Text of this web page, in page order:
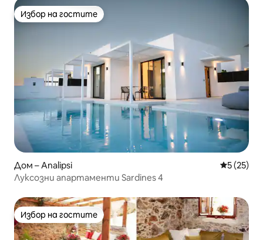
Избор на гостите
Избор на гостите
Дом – Analipsi Средна
5 (25)
Луксозни апартаменти Sardines 4
Избор на гостите
Избор на гостите